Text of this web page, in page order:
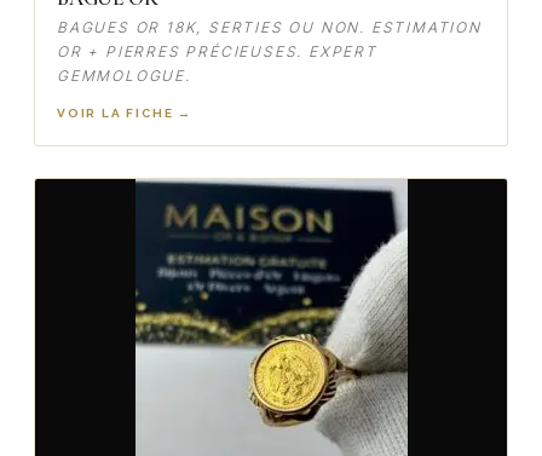
BAGUES OR 18K, SERTIES OU NON. ESTIMATION
OR + PIERRES PRÉCIEUSES. EXPERT
GEMMOLOGUE.
VOIR LA FICHE →